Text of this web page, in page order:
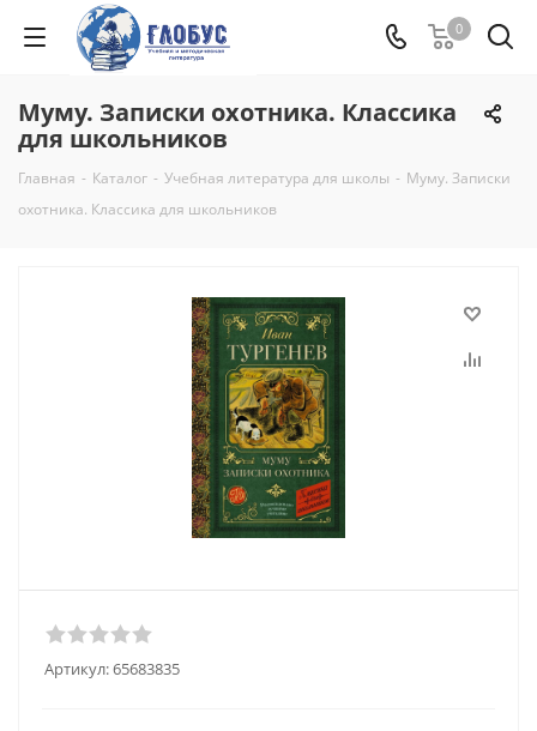
0
Муму. Записки охотника. Классика
для школьников
Главная - Каталог - Учебная литература для школы - Муму. Записки
охотника. Классика для школьников
Артикул:65683835